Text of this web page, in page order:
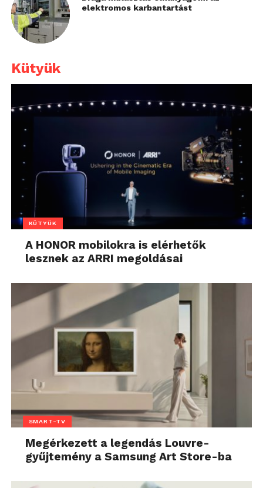
elektromos karbantartást
Kütyük
KÜTYÜK
A HONOR mobilokra is elérhetők
lesznek az ARRI megoldásai
SMART-TV
Megérkezett a legendás Louvre-
gyűjtemény a Samsung Art Store-ba